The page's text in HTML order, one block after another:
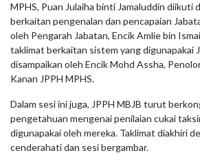
MPHS, Puan Julaiha binti Jamaluddin diikuti
berkaitan pengenalan dan pencapaian
oleh Pengarah Jabatan, Encik Amlie bin
taklimat berkaitan sistem yang digunapakai
disampaikan oleh Encik Mohd Assha,
Kanan JPPH MPHS.
Dalam sesi ini juga, JPPH MBJB turut
pengetahuan mengenai penilaian cukai
digunapakai oleh mereka. Taklimat diakhiri
cenderahati dan sesi bergambar.